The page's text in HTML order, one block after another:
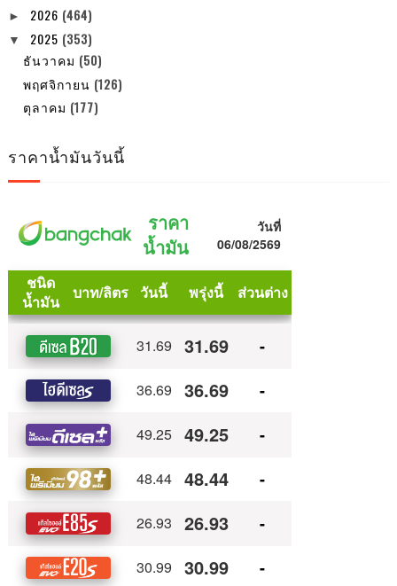
► 2026 (464)
▼ 2025 (353)
ธันวาคม (50)
พฤศจิกายน (126)
ตุลาคม (177)
ราคาน้ำมันวันนี้